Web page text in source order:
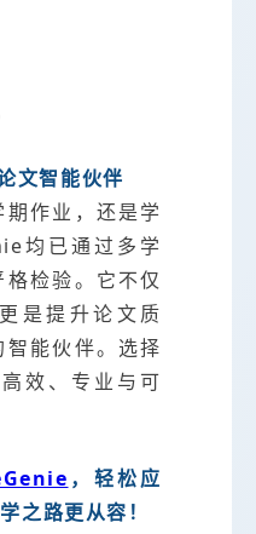
文智能伙伴
作业，还是学
均已通过多学
检验。它不仅
是提升论文质
能伙伴。选择
效、专业与可
，轻松应
之路更从容！